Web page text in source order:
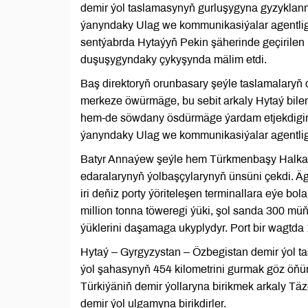
demir ýol taslamasynyň gurluşygyna
ýanyndaky Ulag we kommunikasiýalar
sentýabrda Hytaýyň Pekin şäherinde
duşuşygyndaky çykyşynda mälim etdi.
Baş direktoryň orunbasary şeýle
merkeze öwürmäge, bu sebit arkaly Hytaý
hem-de söwdany ösdürmäge ýardam
ýanyndaky Ulag we kommunikasiýalar
Batyr Annaýew şeýle hem Türkmenbaşy
edaralarynyň ýolbaşçylarynyň ünsüni çekdi.
iri deňiz porty ýöriteleşen terminallara eýe
million tonna töweregi ýüki, şol sanda 300
ýüklerini daşamaga ukyplydyr. Port bir
Hytaý – Gyrgyzystan – Özbegistan demir ýol
ýol şahasynyň 454 kilometrini gurmak göz
Türkiýäniň demir ýollaryna birikmek arkaly
demir ýol ulgamyna birikdirler.